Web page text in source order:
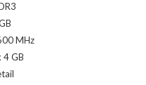
MHz
4 GB